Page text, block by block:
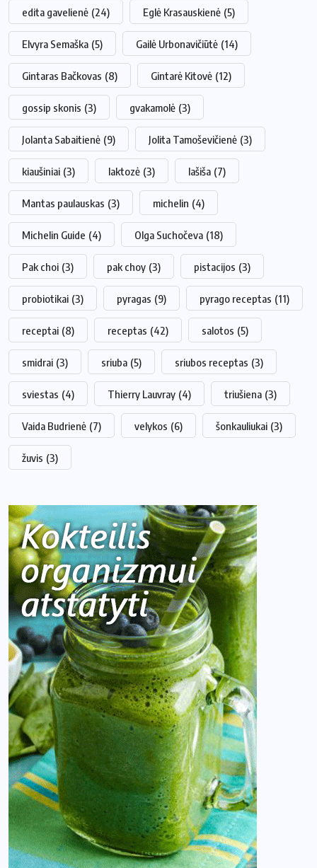
edita gavelienė (24) Eglė Krasauskienė (5)
Elvyra Semaška (5) Gailė Urbonavičiūtė (14)
Gintaras Bačkovas (8) Gintarė Kitovė (12)
gossip skonis (3) gvakamolė (3)
Jolanta Sabaitienė (9) Jolita Tamoševičienė (3)
kiaušiniai (3) laktozė (3) lašiša (7)
Mantas paulauskas (3) michelin (4)
Michelin Guide (4) Olga Suchočeva (18)
Pak choi (3) pak choy (3) pistacijos (3)
probiotikai (3) pyragas (9) pyrago receptas (11)
receptai (8) receptas (42) salotos (5)
smidrai (3) sriuba (5) sriubos receptas (3)
sviestas (4) Thierry Lauvray (4) triušiena (3)
Vaida Budrienė (7) velykos (6) šonkauliukai (3)
žuvis (3)